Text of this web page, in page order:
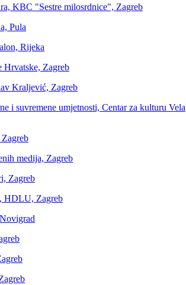
KBC "Sestre milosrdnice", Zagreb
Pula
Rijeka
Hrvatske, Zagreb
Kraljević, Zagreb
i suvremene umjetnosti, Centar za kulturu Vela
medija, Zagreb
Zagreb
HDLU, Zagreb